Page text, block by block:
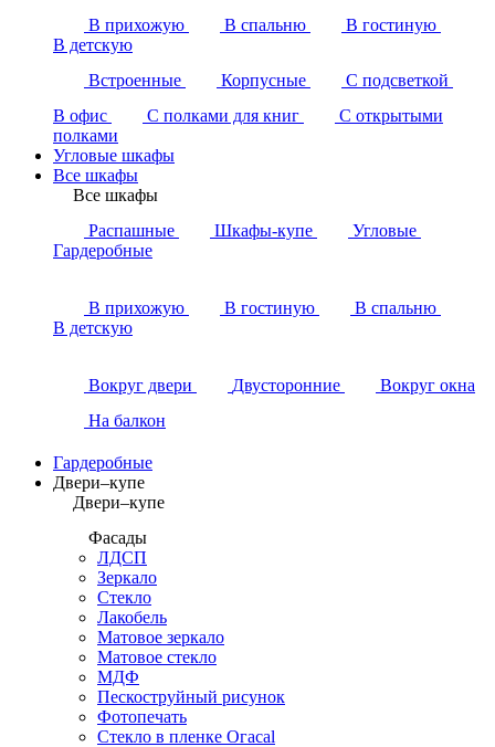
В прихожую
В спальню
В гостиную
В детскую
Встроенные
Корпусные
С подсветкой
В офис
С полками для книг
С открытыми
полками
Угловые шкафы
Все шкафы
Все шкафы
Распашные
Шкафы-купе
Угловые
Гардеробные
В прихожую В гостиную
В спальню
В детскую
Вокруг двери Двусторонние
Вокруг окна
На балкон
Гардеробные
Двери–купе
Двери–купе
Фасады
ЛДСП
Зеркало
Стекло
Лакобель
Матовое зеркало
Матовое стекло
МДФ
Пескоструйный рисунок
Фотопечать
Стекло в пленке Огасаl